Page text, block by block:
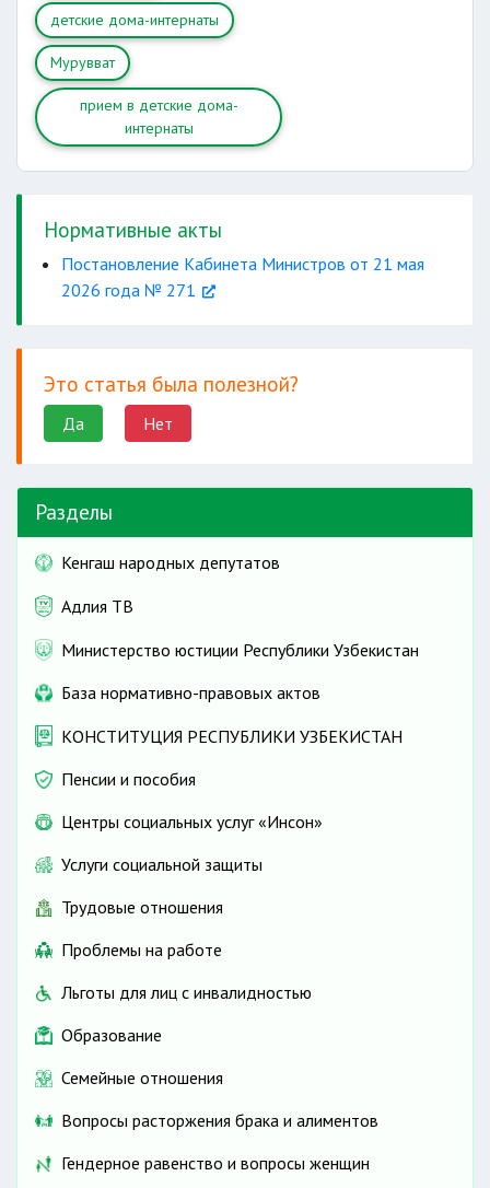
детские дома-интернаты
Мурувват
прием в детские дома-
интернаты
Нормативные акты
Постановление Кабинета Министров от 21 мая
2026 года № 271
Это статья была полезной?
Да Нет
Разделы
Кенгаш народных депутатов
Адлия ТВ
Министерство юстиции Республики Узбекистан
База нормативно-правовых актов
КОНСТИТУЦИЯ РЕСПУБЛИКИ УЗБЕКИСТАН
Пенсии и пособия
Центры социальных услуг «Инсон»
Услуги социальной защиты
Трудовые отношения
Проблемы на работе
Льготы для лиц с инвалидностью
Образование
Семейные отношения
Вопросы расторжения брака и алиментов
Гендерное равенство и вопросы женщин